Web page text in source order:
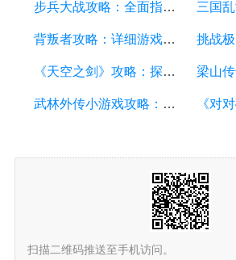
步兵大战攻略：全面指南及游戏技巧分享
背叛者攻略：详细游戏攻略方面的描述
《天空之剑》攻略：探索天空的冒险之旅
武林外传小游戏攻略：全面解析游戏技巧、角色选择和剧情推进
扫描二维码推送至手机访问。